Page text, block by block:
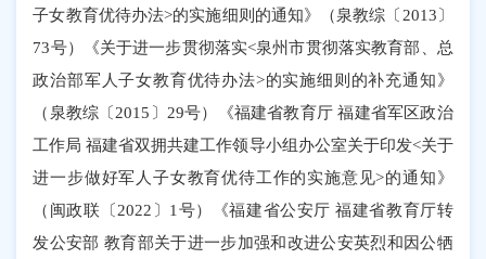
子女教育优待办法>的实施细则的通知》（泉教综〔 2013〕
73号）《关于进一步贯彻落实<泉州市贯彻落实教育部、总
政治部军人子女教育优待办法>的实施细则的补充通知》
（泉教综〔2015 〕 29号）《福建省教育厅 福建省军区政治
工作局 福建省双拥共建工作领导小组办公室关于印发<关于
进一步做好军人子女教育优待工作的实施意见>的通知》
（闽政联〔2022 〕 1 号）《福建省公安厅 福建省教育厅转
发公安部 教育部关于进一步加强和改进公安英烈和因公牺